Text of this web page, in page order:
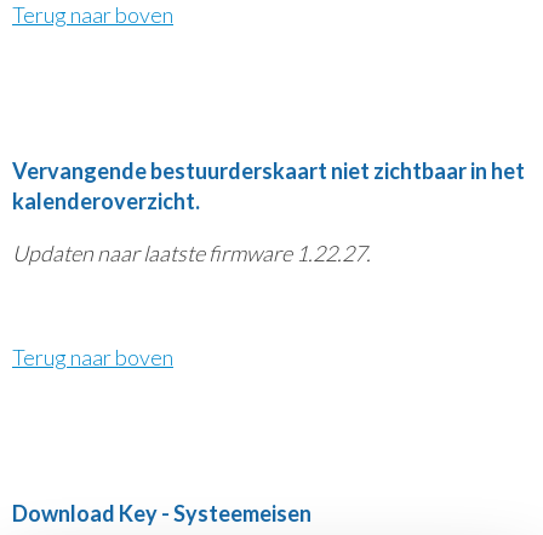
Terug naar boven
Vervangende bestuurderskaart niet zichtbaar in het
kalenderoverzicht.
Updaten naar laatste firmware 1.22.27.
Terug naar boven
Download Key - Systeemeisen